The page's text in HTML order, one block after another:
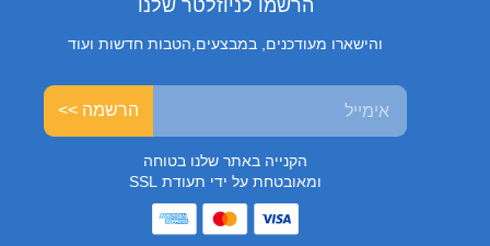
הרשמו לניוזלטר שלנו
והישארו מעודכנים, במבצעים,הטבות חדשות ועוד
הרשמה >>
הקנייה באתר שלנו בטוחה
ומאובטחת על ידי תעודת SSL